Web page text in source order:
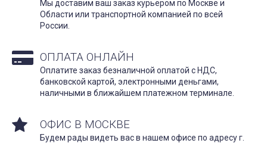
Мы доставим ваш заказ курьером по Москве и
Области или транспортной компанией по всей
России.
ОПЛАТА ОНЛАЙН
Оплатите заказ безналичной оплатой с НДС,
банковской картой, электронными деньгами,
наличными в ближайшем платежном терминале.
ОФИС В МОСКВЕ
Будем рады видеть вас в нашем офисе по адресу г.